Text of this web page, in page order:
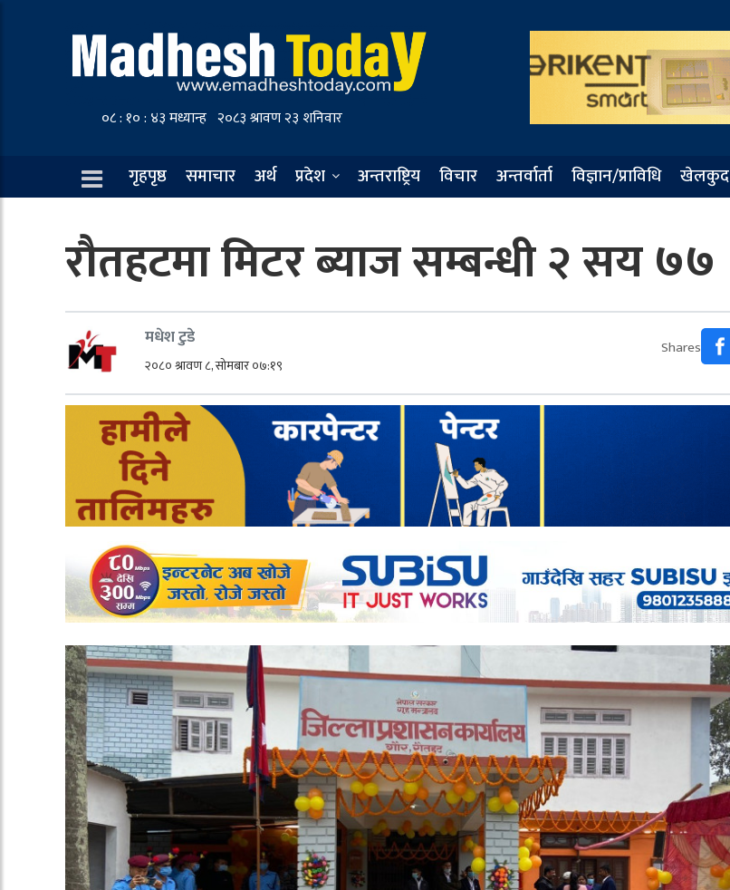
गृहपृष्ठ समाचार अर्थ प्रदेश अन्तराष्ट्रिय विचार अन्तर्वार्ता विज्ञान/प्राविधि खेलकुद
रौतहटमा मिटर ब्याज सम्बन्धी २ सय ७७
मधेश टुडे
२०८० श्रावण ८, सोमबार ०७:१९
Shares